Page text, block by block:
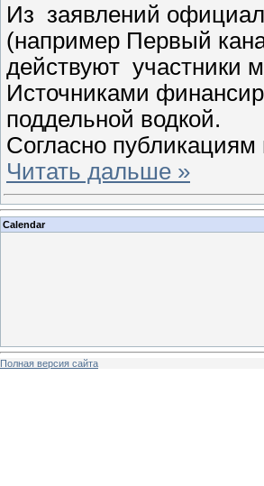
Из заявлений
(например Первый
действуют участники
Источниками
поддельной водкой.
Согласно
Читать дальше »
Calendar
Полная версия сайта